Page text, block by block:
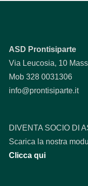
ASD Prontisiparte
Via Leucosia, 10
Mob 328 0031306
info@prontisiparte.it
DIVENTA SOCIO DI
Scarica la nostra
Clicca qui